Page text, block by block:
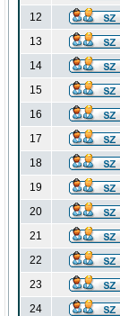
12
13
14
15
16
17
18
19
20
21
22
23
24